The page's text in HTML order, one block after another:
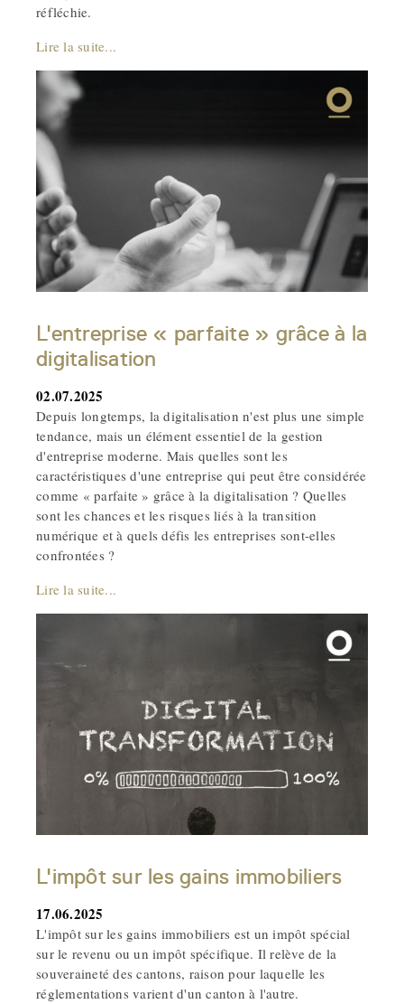
réfléchie.
Lire la suite...
L'entreprise « parfaite » grâce à la
digitalisation
02.07.2025
Depuis longtemps, la digitalisation n'est plus une simple
tendance, mais un élément essentiel de la gestion
d'entreprise moderne. Mais quelles sont les
caractéristiques d'une entreprise qui peut être considérée
comme « parfaite » grâce à la digitalisation ? Quelles
sont les chances et les risques liés à la transition
numérique et à quels défis les entreprises sont-elles
confrontées ?
Lire la suite...
L'impôt sur les gains immobiliers
17.06.2025
L'impôt sur les gains immobiliers est un impôt spécial
sur le revenu ou un impôt spécifique. Il relève de la
souveraineté des cantons, raison pour laquelle les
réglementations varient d'un canton à l'autre.